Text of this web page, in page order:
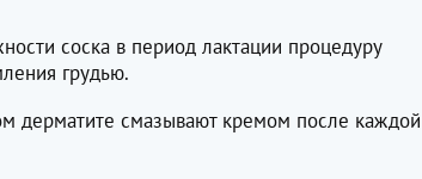
соска в период лактации процедуру
грудью.
дерматите смазывают кремом после каждой